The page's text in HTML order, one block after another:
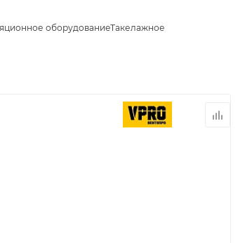
оборудованиеТакелажное